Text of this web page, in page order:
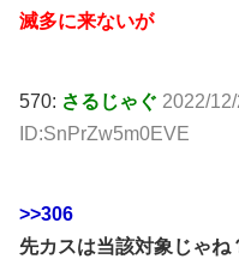
滅多に来ないが
570: さるじゃぐ 2022/
ID:SnPrZw5m0EVE
>>306
先カスは当該対象じゃね